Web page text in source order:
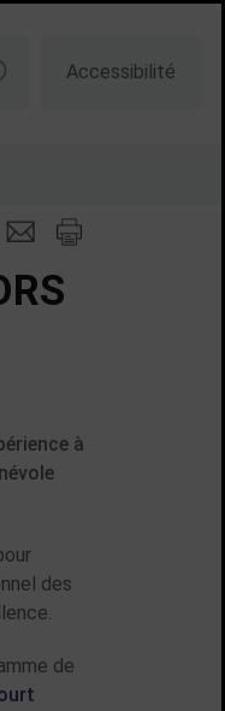
Accessibilité
à
des
de